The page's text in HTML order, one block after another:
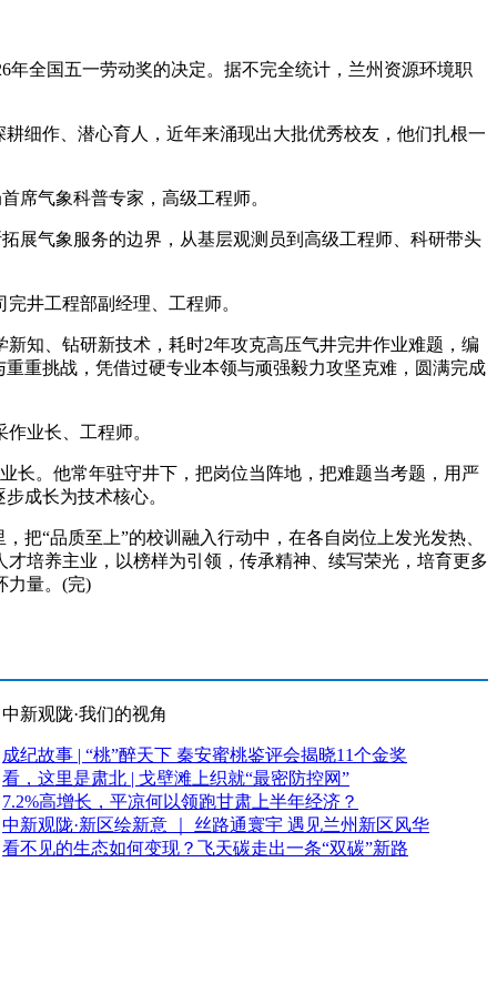
全国五一劳动奖的决定。据不完全统计，兰州资源环境职
作、潜心育人，近年来涌现出大批优秀校友，他们扎根一
气象科普专家，高级工程师。
气象服务的边界，从基层观测员到高级工程师、科研带头
井工程部副经理、工程师。
知、钻研新技术，耗时2年攻克高压气井完井作业难题，编
重挑战，凭借过硬专业本领与顽强毅力攻坚克难，圆满完成
业长、工程师。
。他常年驻守井下，把岗位当阵地，把难题当考题，用严
成长为技术核心。
“品质至上”的校训融入行动中，在各自岗位上发光发热、
培养主业，以榜样为引领，传承精神、续写荣光，培育更多
力量。(完)
中新观陇·我们的视角
成纪故事 | “桃”醉天下 秦安蜜桃鉴评会揭晓11个金奖
看，这里是肃北 | 戈壁滩上织就“最密防控网”
7.2%高增长，平凉何以领跑甘肃上半年经济？
中新观陇·新区绘新意 ｜ 丝路通寰宇 遇见兰州新区风华
看不见的生态如何变现？飞天碳走出一条“双碳”新路